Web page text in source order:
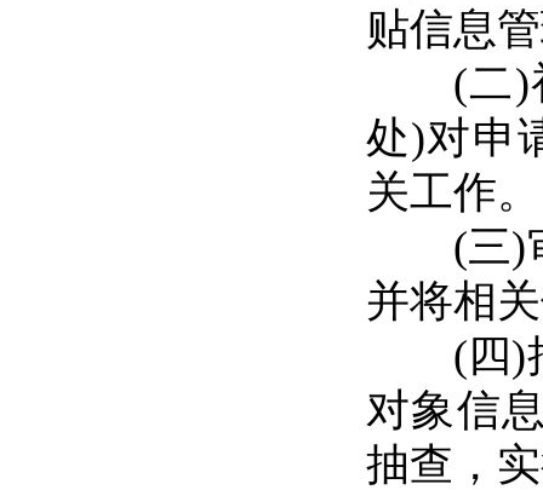
贴信息
(二)初
处)对申
关工作。
(三)审
并将相
(四)抽
对象信
抽查，